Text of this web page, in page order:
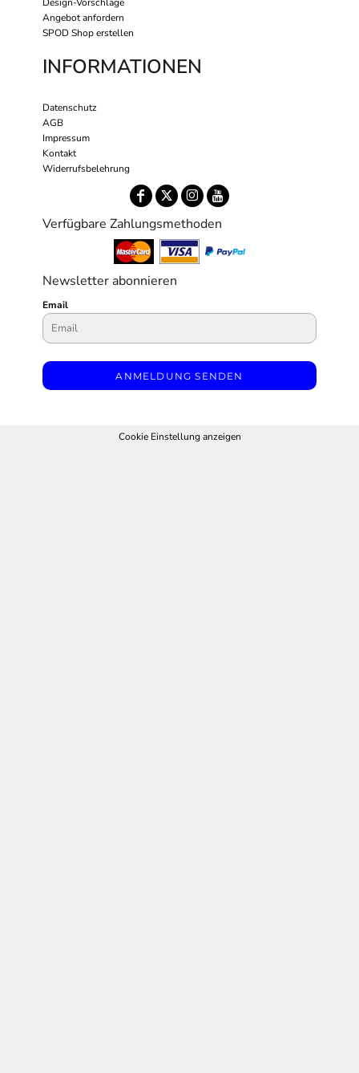
Angebot anfordern
SPOD Shop erstellen
INFORMATIONEN
Datenschutz
AGB
Impressum
Kontakt
Widerrufsbelehrung
Verfügbare Zahlungsmethoden
Newsletter abonnieren
Email
ANMELDUNG SENDEN
Cookie Einstellung anzeigen